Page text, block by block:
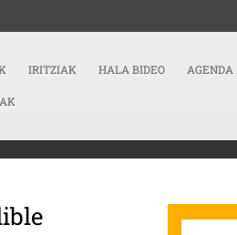
IRITZIAK HALA BIDEO AGENDA